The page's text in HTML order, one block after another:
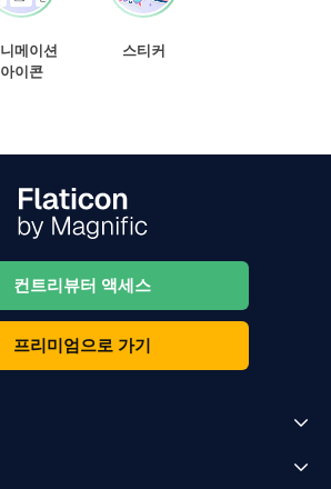
메이션
아이콘
스티커
컨트리뷰터 액세스
프리미엄으로 가기